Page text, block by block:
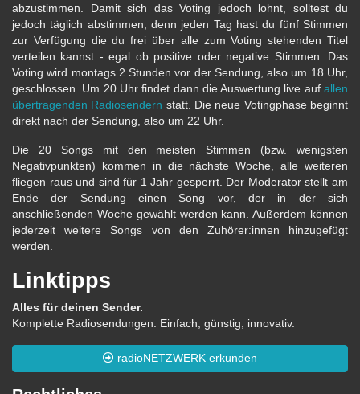
abzustimmen. Damit sich das Voting jedoch lohnt, solltest du
jedoch täglich abstimmen, denn jeden Tag hast du fünf Stimmen
zur Verfügung die du frei über alle zum Voting stehenden Titel
verteilen kannst - egal ob positive oder negative Stimmen. Das
Voting wird montags 2 Stunden vor der Sendung, also um 18 Uhr,
geschlossen. Um 20 Uhr findet dann die Auswertung live auf allen
übertragenden Radiosendern statt. Die neue Votingphase beginnt
direkt nach der Sendung, also um 22 Uhr.
Die 20 Songs mit den meisten Stimmen (bzw. wenigsten
Negativpunkten) kommen in die nächste Woche, alle weiteren
fliegen raus und sind für 1 Jahr gesperrt. Der Moderator stellt am
Ende der Sendung einen Song vor, der in der sich
anschließenden Woche gewählt werden kann. Außerdem können
jederzeit weitere Songs von den Zuhörer:innen hinzugefügt
werden.
Linktipps
Alles für deinen Sender.
Komplette Radiosendungen. Einfach, günstig, innovativ.
radioNETZWERK erkunden